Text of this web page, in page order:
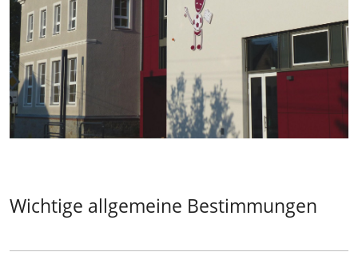
Wichtige allgemeine Bestimmungen